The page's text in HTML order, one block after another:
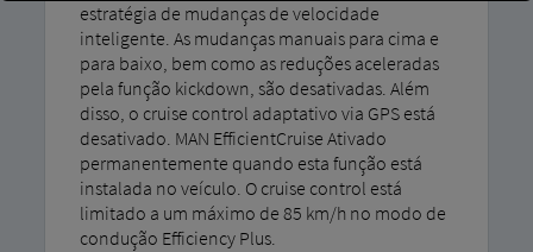
estratégia de mudanças de velocidade
inteligente. As mudanças manuais para cima e
para baixo, bem como as reduções aceleradas
pela função kickdown, são desativadas. Além
disso, o cruise control adaptativo via GPS está
desativado. MAN EfficientCruise Ativado
permanentemente quando esta função está
instalada no veículo. O cruise control está
limitado a um máximo de 85 km/h no modo de
condução Efficiency Plus.